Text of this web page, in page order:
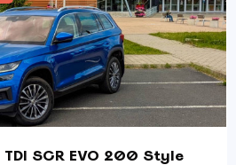
SCR EVO 200 Style